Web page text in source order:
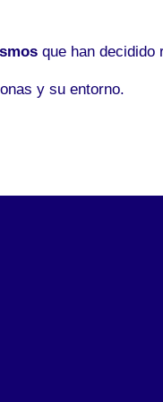
que han decidido
y su entorno.